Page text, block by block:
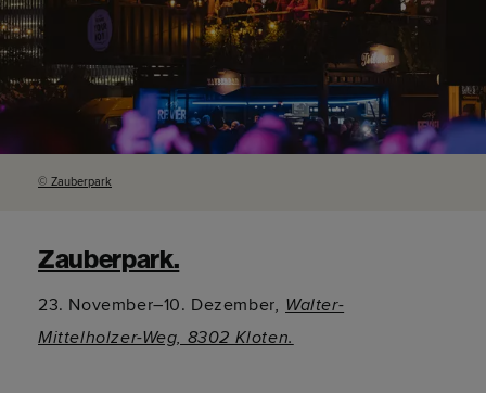
© Zauberpark
Zauberpark.
23. November–10. Dezember, Walter-
Mittelholzer-Weg, 8302 Kloten.